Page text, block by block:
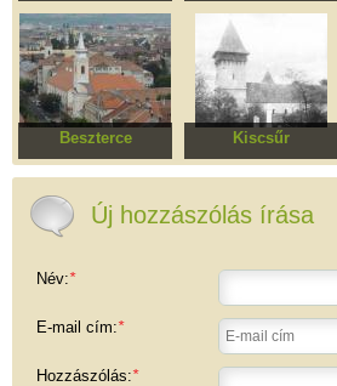
Kornis kastély
Zsinagóga
Beszterce
Szentháromság római
egykori Piarista
szerzetesek
Kiscsűr
Erődített evangélikus
Új hozzászólás írása
Név:*
E-mail cím:*
Hozzászólás:*